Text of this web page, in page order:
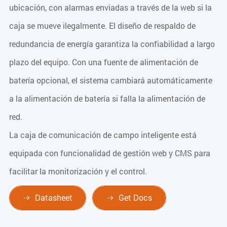
ubicación, con alarmas enviadas a través de la web si la
caja se mueve ilegalmente. El diseño de respaldo de
redundancia de energía garantiza la confiabilidad a largo
plazo del equipo. Con una fuente de alimentación de
batería opcional, el sistema cambiará automáticamente
a la alimentación de batería si falla la alimentación de
red.
La caja de comunicación de campo inteligente está
equipada con funcionalidad de gestión web y CMS para
facilitar la monitorización y el control.
 Datasheet  Get Docs